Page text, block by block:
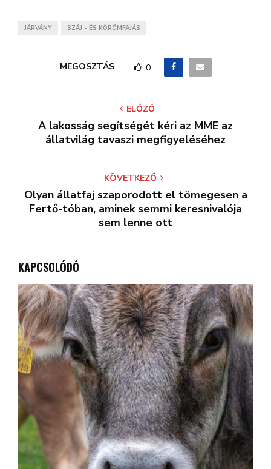
JÁRVÁNY SZÁJ - ÉS KÖRÖMFÁJÁS
MEGOSZTÁS 0
ELŐZŐ
A lakosság segítségét kéri az MME az
állatvilág tavaszi megfigyeléséhez
KÖVETKEZŐ
Olyan állatfaj szaporodott el tömegesen a
Fertő-tóban, aminek semmi keresnivalója
sem lenne ott
KAPCSOLÓDÓ